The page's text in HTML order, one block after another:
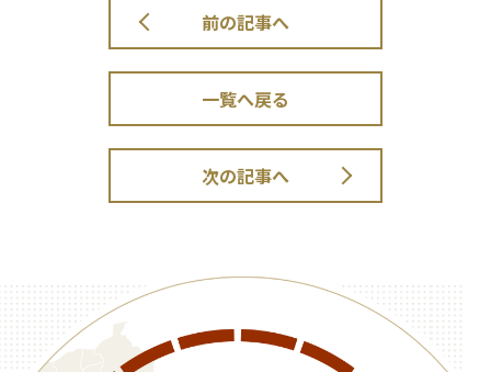
前の記事へ
一覧へ戻る
次の記事へ